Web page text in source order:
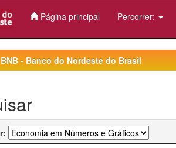
Página principal Percorrer:
- Banco do Nordeste do Brasil